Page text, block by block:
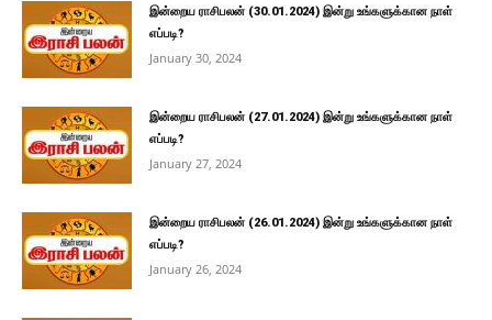
இன்றைய ராசிபலன் (30.01.2024) இன்று உங்களுக்கான நாள்
எப்படி?
January 30, 2024
இன்றைய ராசிபலன் (27.01.2024) இன்று உங்களுக்கான நாள்
எப்படி?
January 27, 2024
இன்றைய ராசிபலன் (26.01.2024) இன்று உங்களுக்கான நாள்
எப்படி?
January 26, 2024